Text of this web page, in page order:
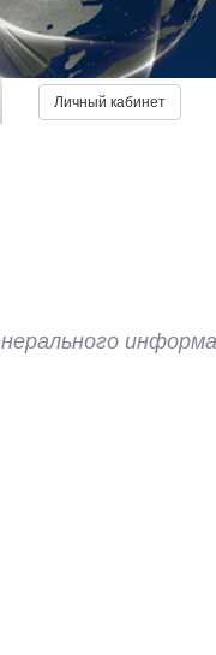
Личный кабинет